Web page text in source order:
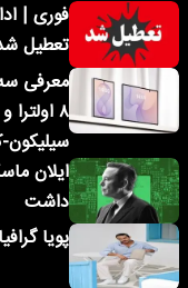
تعطیل
داشت
پویا